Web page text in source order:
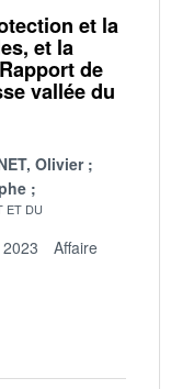
et la
et la
de
vallée du
Olivier
ET DU
Affaire